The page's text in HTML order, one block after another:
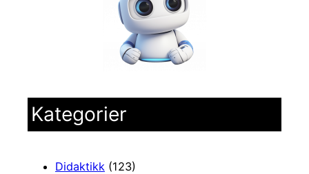
Kategorier
Didaktikk (123)